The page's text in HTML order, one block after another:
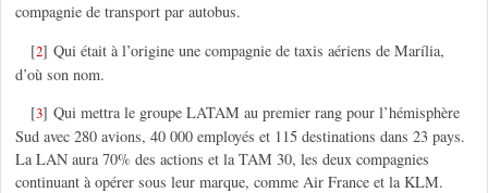
compagnie de transport par autobus.
[2]Qui était à l’origine une compagnie de taxis aériens de Marília,
d’où son nom.
[3]Qui mettra le groupe LATAM au premier rang pour l’hémisphère
Sud avec 280 avions, 40 000 employés et 115 destinations dans 23 pays.
La LAN aura 70% des actions et la TAM 30, les deux compagnies
continuant à opérer sous leur marque, comme Air France et la KLM.